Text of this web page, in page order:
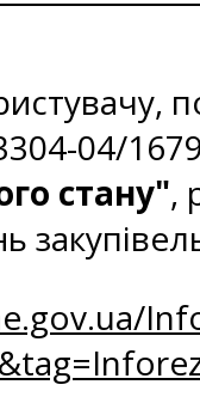
04/
стану",